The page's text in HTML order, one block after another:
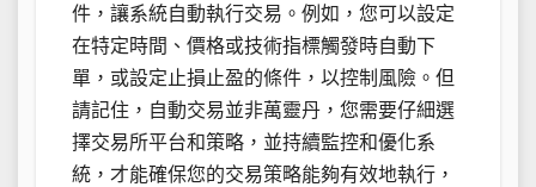
件，讓系統自動執行交易。例如，您可以設定
在特定時間、價格或技術指標觸發時自動下
單，或設定止損止盈的條件，以控制風險。但
請記住，自動交易並非萬靈丹，您需要仔細選
擇交易所平台和策略，並持續監控和優化系
統，才能確保您的交易策略能夠有效地執行，